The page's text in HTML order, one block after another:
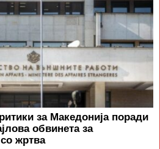
за Македонија поради
обвинета за
жртва